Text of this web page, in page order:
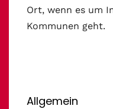
Ort, wenn es um
Kommunen geht.
Allgemein